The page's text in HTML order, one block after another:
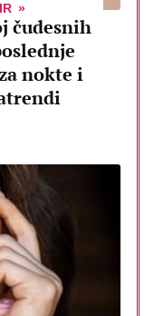
čudesnih
nokte i